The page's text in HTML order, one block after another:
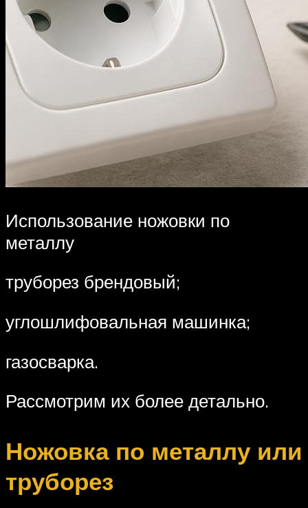
Использование ножовки по
металлу
труборез брендовый;
углошлифовальная машинка;
газосварка.
Рассмотрим их более детально.
Ножовка по металлу или
труборез